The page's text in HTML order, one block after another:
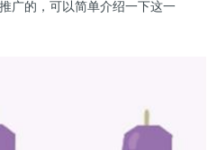
广的，可以简单介绍一下这一